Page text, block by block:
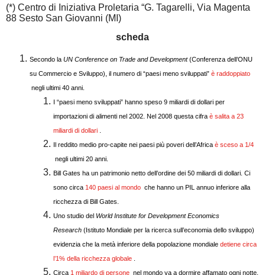
(*) Centro di Iniziativa Proletaria “G. Tagarelli, Via Magenta
88 Sesto San Giovanni (MI)
scheda
Secondo la UN Conference on Trade and Development(Conferenza dell’ONU
su Commercio e Sviluppo), il numero di “paesi meno sviluppati” è raddoppiato
negli ultimi 40 anni.
I “paesi meno sviluppati” hanno speso 9 miliardi di dollari per
importazioni di alimenti nel 2002. Nel 2008 questa cifra è salita a 23
miliardi di dollari
Il reddito medio pro-capite nei paesi più poveri dell’Africa è sceso a 1/4
negli ultimi 20 anni.
Bill Gates ha un patrimonio netto dell’ordine dei 50 miliardi di dollari. Ci
sono circa 140 paesi al mondo che hanno un PIL annuo inferiore alla
ricchezza di Bill Gates.
Uno studio del World Institute for Development Economics
Research (Istituto Mondiale per la ricerca sull’economia dello sviluppo)
evidenzia che la metà inferiore della popolazione mondiale detiene circa
l’1% della ricchezza globale
Circa 1 miliardo di persone nel mondo va a dormire affamato ogni notte.